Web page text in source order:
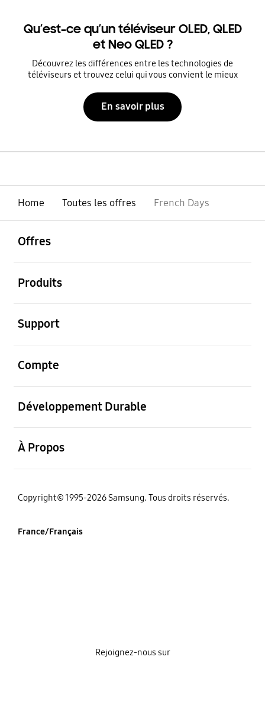
Qu’est-ce qu’un téléviseur OLED, QLED
et Neo QLED ?
Découvrez les différences entre les technologies de
téléviseurs et trouvez celui qui vous convient le mieux
En savoir plus
Home Toutes les offres French Days
Offres
Produits
Support
Compte
Développement Durable
À Propos
‌Copyright© 1995-2026 Samsung. Tous droits réservés.
France/Français
Rejoignez-nous sur